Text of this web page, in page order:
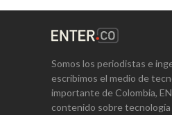
Somos los periodistas e
escribimos el medio de
importante de Colombia,
contenido sobre